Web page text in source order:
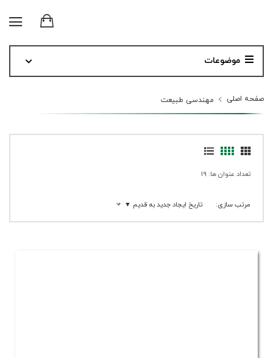
موضوعات
صفحه اصلی مهندسی طبیعت
تعداد عنوان ها: 19
مرتب سازی: تاریخ ایجاد جدید به قدیم ▼